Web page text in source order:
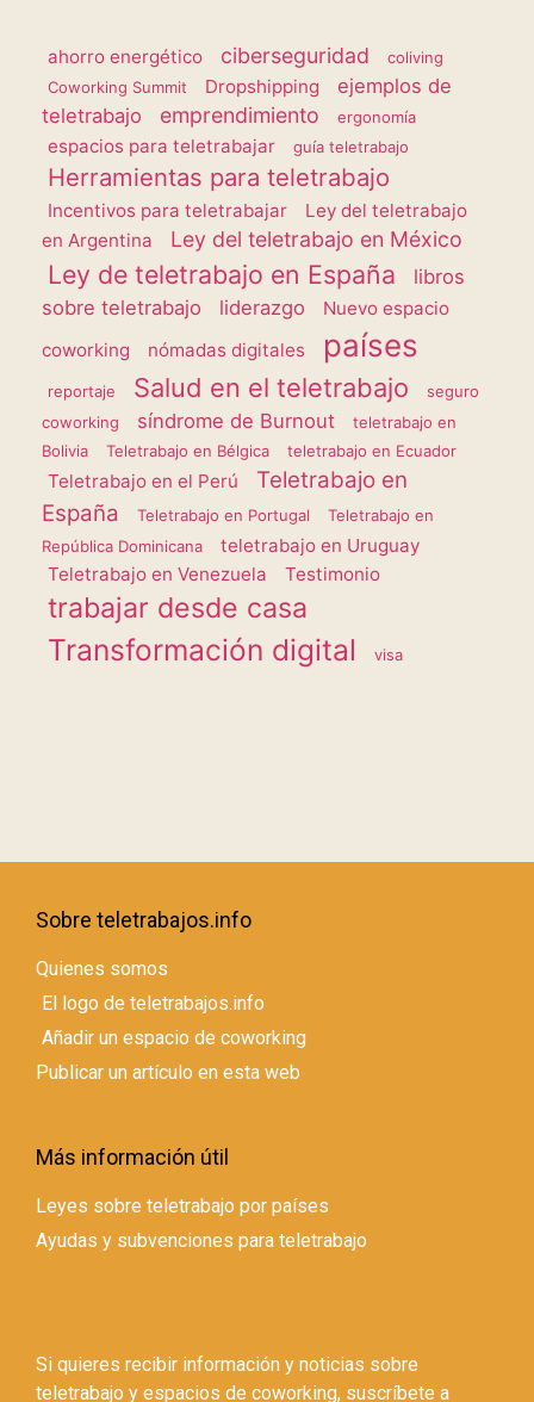
ahorro energético ciberseguridad
coliving
Coworking Summit
Dropshipping
ejemplos de
teletrabajo
emprendimiento ergonomía
espacios para teletrabajar guía teletrabajo
Herramientas para teletrabajo
Incentivos para teletrabajar
Ley del teletrabajo
en Argentina
Ley del teletrabajo en México
Ley de teletrabajo en España
libros
sobre teletrabajo
liderazgo
Nuevo espacio
coworking
nómadas digitales países
reportaje Salud en el teletrabajo
seguro
coworking
síndrome de Burnout
teletrabajo en
Bolivia
Teletrabajo en Bélgica teletrabajo en Ecuador
Teletrabajo en el Perú
Teletrabajo en
España
Teletrabajo en Portugal
Teletrabajo en
República Dominicana
teletrabajo en Uruguay
Teletrabajo en Venezuela
Testimonio
trabajar desde casa
Transformación digital visa
Sobre teletrabajos.info
Quienes somos
El logo de teletrabajos.info
Añadir un espacio de coworking
Publicar un artículo en esta web
Más información útil
Leyes sobre teletrabajo por países
Ayudas y subvenciones para teletrabajo
Si quieres recibir información y noticias sobre
teletrabajo y espacios de coworking, suscríbete a